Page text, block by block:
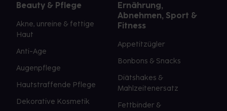
Beauty & Pflege
Akne, unreine & fettige
Haut
Anti-Age
Augenpflege
Hautstraffende Pflege
Dekorative Kosmetik
Ernährung,
Abnehmen, Sport &
Fitness
Appetitzügler
Bonbons & Snacks
Diätshakes &
Mahlzeitenersatz
Fettbinder &